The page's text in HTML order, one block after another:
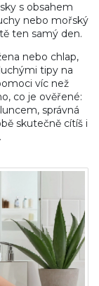
s obsahem
nebo mořský
ten samý den.
nebo chlap,
tipy na
víc než
co je ověřené:
správná
skutečně cítíš i